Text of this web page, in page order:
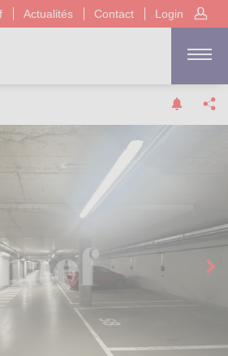
Actualités Contact Login